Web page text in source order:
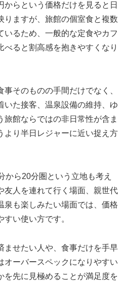
からという価格だけを見ると日
りますが、旅館の個室食と複数
いるため、一般的な定食やカフ
べると割高感を抱きやすくなり
そのものの手間だけでなく、
いた接客、温泉設備の維持、ゆ
旅館ならではの非日常性が含ま
より半日レジャーに近い捉え方
から20分圏という立地も考え
友人を連れて行く場面、親世代
泉も楽しみたい場面では、価格
い使い方です。
ませたい人や、食事だけを手早
オーバースペックになりやすい
を先に見極めることが満足度を